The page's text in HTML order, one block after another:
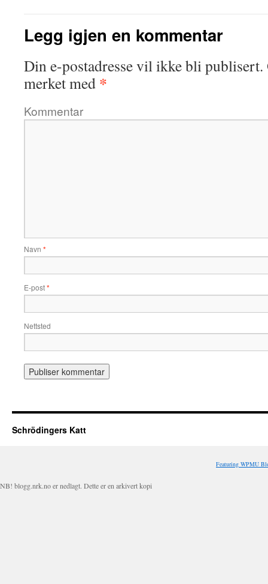
Legg igjen en kommentar
Din e-postadresse vil ikke bli publisert.
merket med *
Kommentar
Navn *
E-post*
Nettsted
Schrödingers Katt
Featuring WPMU
NB! blogg.nrk.no er nedlagt. Dette er en arkivert kopi